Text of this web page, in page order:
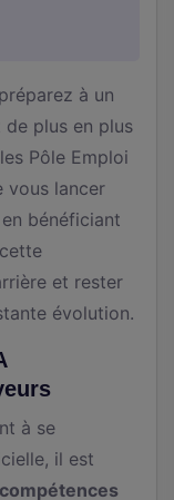
à un
plus en plus
Pôle Emploi
vous lancer
bénéficiant
et rester
évolution.
à se
il est
compétences